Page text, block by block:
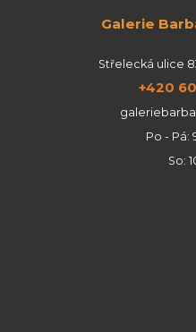
Galerie
Střelecká ulice
+420
Po - Pá:
So: